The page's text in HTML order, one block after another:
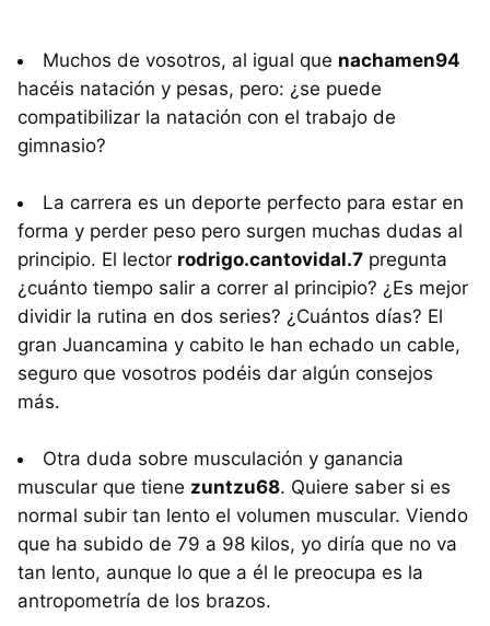
Muchos de vosotros, al igual que nachamen94
hacéis natación y pesas, pero: ¿se puede
compatibilizar la natación con el trabajo de
gimnasio?
La carrera es un deporte perfecto para estar en
forma y perder peso pero surgen muchas dudas al
principio. El lector rodrigo.cantovidal.7 pregunta
¿cuánto tiempo salir a correr al principio? ¿Es mejor
dividir la rutina en dos series? ¿Cuántos días? El
gran Juancamina y cabito le han echado un cable,
seguro que vosotros podéis dar algún consejos
más.
Otra duda sobre musculación y ganancia
muscular que tiene zuntzu68. Quiere saber si es
normal subir tan lento el volumen muscular. Viendo
que ha subido de 79 a 98 kilos, yo diría que no va
tan lento, aunque lo que a él le preocupa es la
antropometría de los brazos.